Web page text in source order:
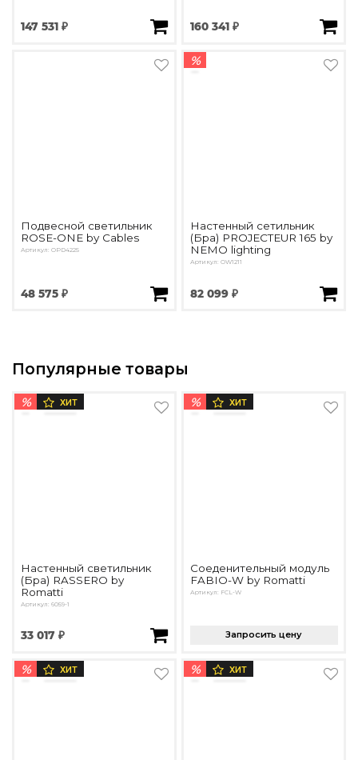
147 531 ₽ 160 341 ₽
Подвесной светильник
ROSE-ONE by Cables
Артикул: OPD4225
48 575 ₽
%
Настенный сетильник
(Бра) PROJECTEUR 165 by
NEMO lighting
Артикул: OW1211
82 099 ₽
Популярные товары
% ХИТ
Настенный светильник
(Бра) RASSERO by
Romatti
Артикул: 6059-1
33 017 ₽
% ХИТ
Соеденительный модуль
FABIO-W by Romatti
Артикул: FCL-W
Запросить цену
% ХИТ % ХИТ